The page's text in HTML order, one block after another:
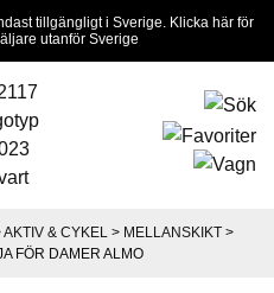
tillgängligt i Sverige. Klicka här för
utanför Sverige
AKTIV & CYKEL> MELLANSKIKT>
FÖR DAMER ALMO